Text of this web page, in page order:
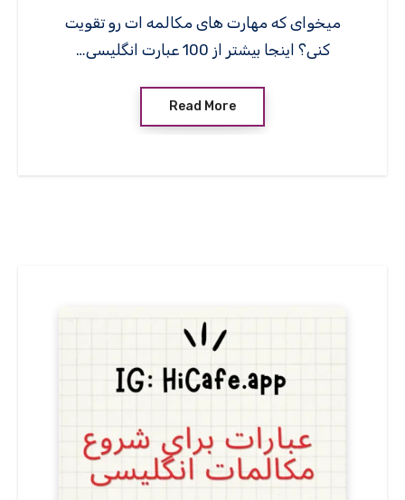
میخوای که مهارت های مکالمه ات رو تقویت
کنی؟ اینجا بیشتر از 100 عبارت انگلیسی…
Read More